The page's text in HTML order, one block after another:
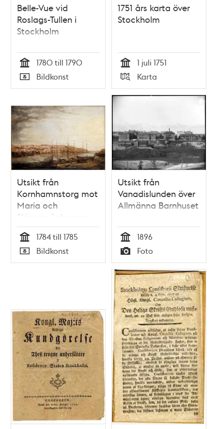
Belle-Vue vid
Roslags-Tullen i
Stockholm
Tid
1780 till 1790
Typ
Bildkonst
1751 års karta över
Stockholm
Tid
1 juli 1751
Typ
Karta
Utsikt från
Kornhamnstorg mot
Maria och
Skinnarviksbergen
Tid
1784 till 1785
Typ
Bildkonst
Utsikt från
Vanadislunden över
Allmänna Barnhuset
Tid
1896
Typ
Foto